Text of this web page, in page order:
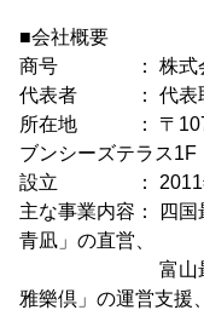
■会社概要
商号 ： 株式会
代表者 ： 代表
所在地 ： 〒107-
ブンシーズテラス1F
設立 ： 2011
主な事業内容： 四
青凪」の直営、
富山最高級の
雅樂倶」の運営支援、